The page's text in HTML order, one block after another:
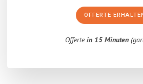
OFFERTE
Offertein 15 Minuten